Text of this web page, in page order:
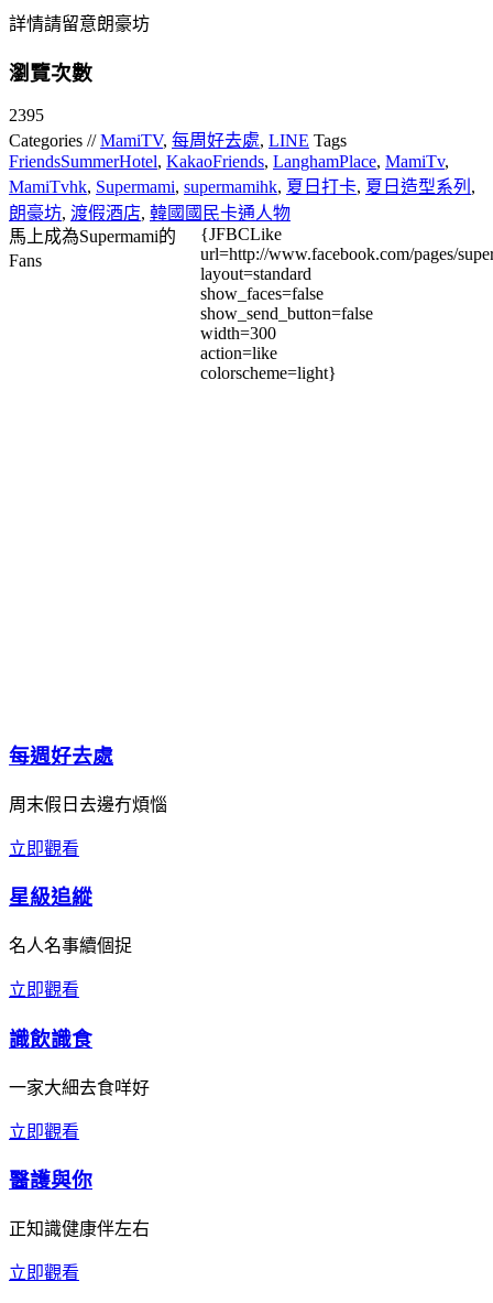
詳情請留意朗豪坊
瀏覽次數
2395
Categories //MamiTV, 每周好去處, LINE Tags
FriendsSummerHotel, KakaoFriends, LanghamPlace, MamiTv,
MamiTvhk, Supermami, supermamihk, 夏日打卡, 夏日造型系列 ,
朗豪坊, 渡假酒店, 韓國國民卡通人物
馬上成為Supermami的
Fans
{JFBCLike
url=http://www.facebook.com/pages/
layout=standard
show_faces=false
show_send_button=false
width=300
action=like
colorscheme=light}
每週好去處
周末假日去邊冇煩惱
立即觀看
星級追縱
名人名事續個捉
立即觀看
識飲識食
一家大細去食咩好
立即觀看
醫護與你
正知識健康伴左右
立即觀看